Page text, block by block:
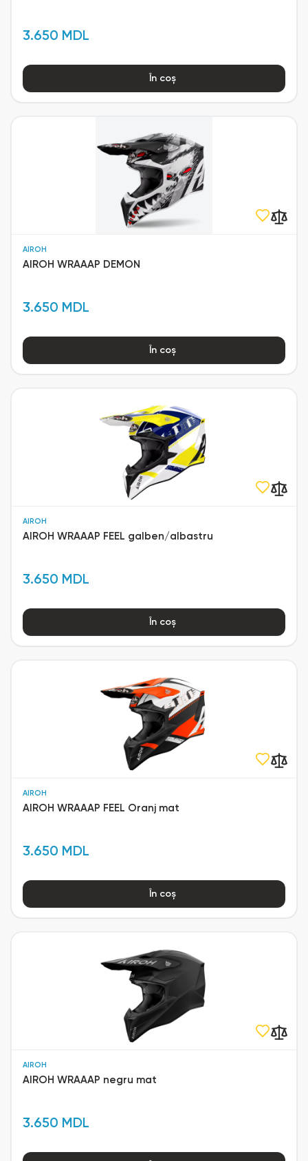
3.650 MDL
În coș
AIROH
AIROH WRAAAP DEMON
3.650 MDL
În coș
AIROH
AIROH WRAAAP FEEL galben/albastru
3.650 MDL
În coș
AIROH
AIROH WRAAAP FEEL Oranj mat
3.650 MDL
În coș
AIROH
AIROH WRAAAP negru mat
3.650 MDL